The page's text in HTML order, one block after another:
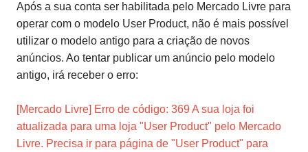
Após a sua conta ser habilitada pelo Mercado Livre para
operar com o modelo User Product, não é mais possível
utilizar o modelo antigo para a criação de novos
anúncios. Ao tentar publicar um anúncio pelo modelo
antigo, irá receber o erro:
[Mercado Livre] Erro de código: 369 A sua loja foi
atualizada para uma loja "User Product" pelo Mercado
Livre. Precisa ir para página de "User Product" para